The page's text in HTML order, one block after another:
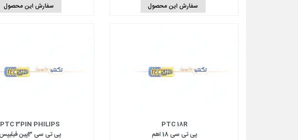
سفارش این محصول سفارش این محصول
PTC 18R
پی تی سی 18 اهم
PTC 3PIN PHILIPS
پی تی سی 3پین فیلیپس